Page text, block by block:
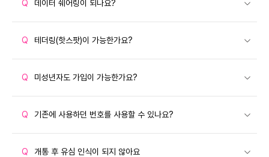
Q 데이터 쉐어링이 되나요?
Q 테더링(핫스팟)이 가능한가요?
Q 미성년자도 가입이 가능한가요?
Q 기존에 사용하던 번호를 사용할 수 있나요?
Q 개통 후 유심 인식이 되지 않아요